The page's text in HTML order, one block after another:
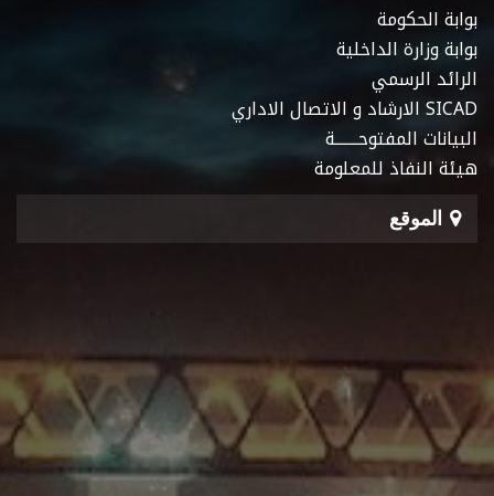
بوابة الحكومة
بوابة وزارة الداخلية
الرائد الرسمي
SICAD الارشاد و الاتصال الاداري
البيانات المفتوحـــــــة
هيئة النفاذ للمعلومة
الموقع